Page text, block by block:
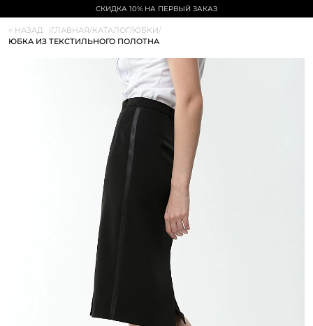
СКИДКА 10% НА ПЕРВЫЙ ЗАКАЗ
< НАЗАД |ГЛАВНАЯ/КАТАЛОГ/ЮБКИ/
ЮБКА ИЗ ТЕКСТИЛЬНОГО ПОЛОТНА